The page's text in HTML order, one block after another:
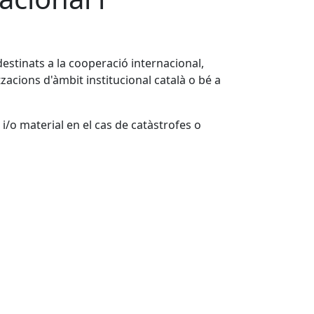
a la cooperació internacional,
d'àmbit institucional català o bé a
o material en el cas de catàstrofes o